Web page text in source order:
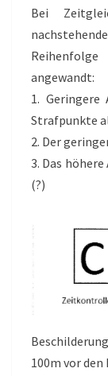
Bei
angewandt:
1.
Strafpunkte
2. Der
3. Das
(?)
100m vor